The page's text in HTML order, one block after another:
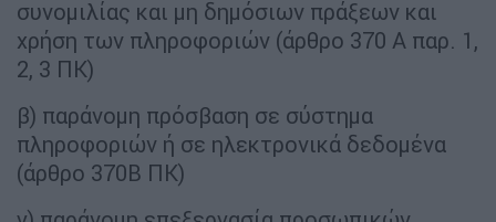
συνομιλίας και μη δημόσιων πράξεων και
χρήση των πληροφοριών (άρθρο 370 Α παρ. 1,
2, 3 ΠΚ)
β) παράνομη πρόσβαση σε σύστημα
πληροφοριών ή σε ηλεκτρονικά δεδομένα
(άρθρο 370Β ΠΚ)